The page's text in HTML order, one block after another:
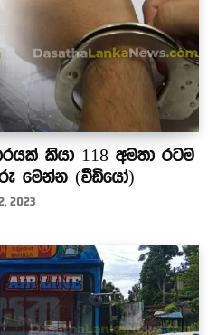
කියා 118 අමතා රටම
මෙන්න (වීඩියෝ)
2023